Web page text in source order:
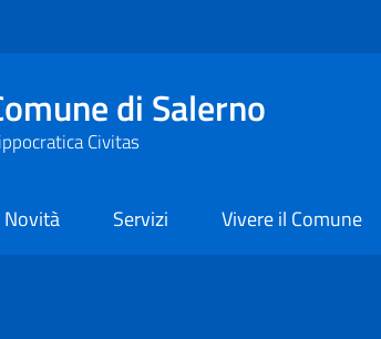
di Salerno
Civitas
Novità Servizi Vivere il Comune